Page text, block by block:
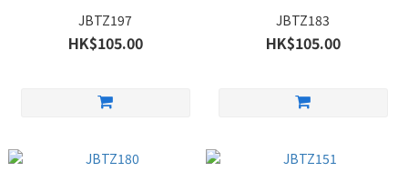
JBTZ197
HK$105.00
JBTZ183
HK$105.00